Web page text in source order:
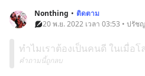
Nonthing • ติดตาม
20 พ.ย. 2022 เวลา 03:53 • ปรัช
ทำไมเราต้องเป็นคนดี ในเมื่อโ
คำถามนี้ถูกลบ